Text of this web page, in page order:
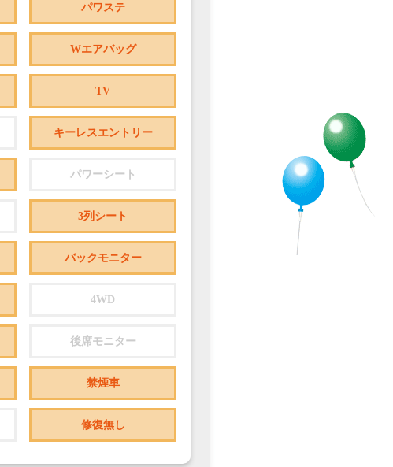
パワステ
Wエアバッグ
TV
キーレスエントリー
パワーシート
3列シート
バックモニター
4WD
後席モニター
禁煙車
修復無し